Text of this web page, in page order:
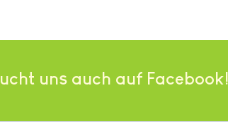
uns auch auf Facebook!